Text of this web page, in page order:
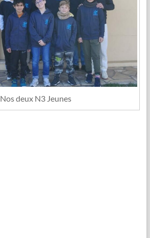
Nos deux N3 Jeunes